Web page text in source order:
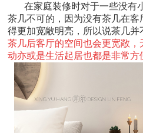
在家庭装修时对于一些没有
茶几不可的，因为没有茶几在
得更加宽敞明亮，所以说茶几并
茶几后客厅的空间也会更宽敞
动亦或是生活起居也都是非常方